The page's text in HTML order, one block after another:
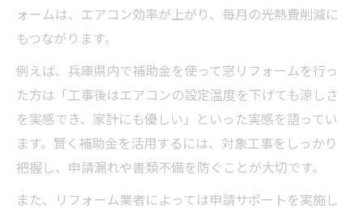
ォームは、エアコン効率が上がり、毎月の光熱費削減に
もつながります。
例えば、兵庫県内で補助金を使って窓リフォームを行っ
た方は「工事後はエアコンの設定温度を下げても涼しさ
を実感でき、家計にも優しい」といった実感を語ってい
ます。賢く補助金を活用するには、対象工事をしっかり
把握し、申請漏れや書類不備を防ぐことが大切です。
また、リフォーム業者によっては申請サポートを実施し